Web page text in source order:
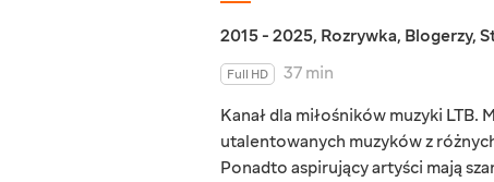
2015 - 2025, Rozrywka, Blogerzy,
Full HD
37 min
Kanał dla miłośników muzyki
utalentowanych muzyków z
Ponadto aspirujący artyści mają